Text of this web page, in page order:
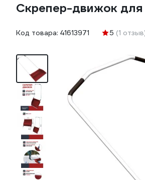
Скрепер-движок для
Код товара: 41613971 5 (1